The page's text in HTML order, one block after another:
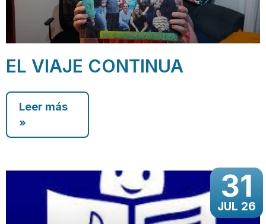
EL VIAJE CONTINUA
Leer más
»
31
JUL 26